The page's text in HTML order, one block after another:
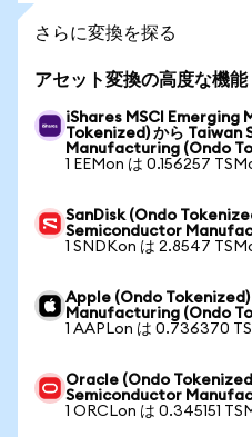
さらに変換を探る
アセット変換の高度な機能
iShares MSCI Emerging
Tokenized) から Taiwan
Manufacturing (Ondo
1 EEMon は 0.156257
SanDisk (Ondo
Semiconductor
1 SNDKon は 2.8547
Apple (Ondo
Manufacturing (Ondo
1 AAPLon は 0.736370
Oracle (Ondo
Semiconductor
1 ORCLon は 0.345151